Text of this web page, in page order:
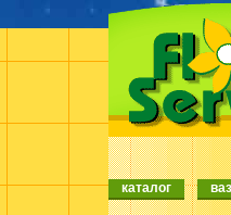
каталог